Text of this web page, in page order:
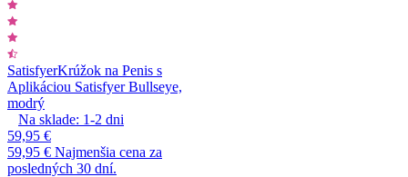
SatisfyerKrúžok na Penis s
Aplikáciou Satisfyer Bullseye,
modrý
Na sklade: 1-2 dni
59,95 €
59,95 € Najmenšia cena za
posledných 30 dní.